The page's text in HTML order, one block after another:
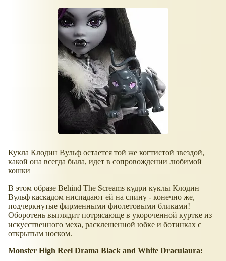
Кукла Клодин Вульф остается той же когтистой звездой,
какой она всегда была, идет в сопровождении любимой
кошки
В этом образе Behind The Screams кудри куклы Клодин
Вульф каскадом ниспадают ей на спину - конечно же,
подчеркнутые фирменными фиолетовыми бликами!
Оборотень выглядит потрясающе в укороченной куртке из
искусственного меха, расклешенной юбке и ботинках с
открытым носком.
Monster High Reel Drama Black and White Draculaura: